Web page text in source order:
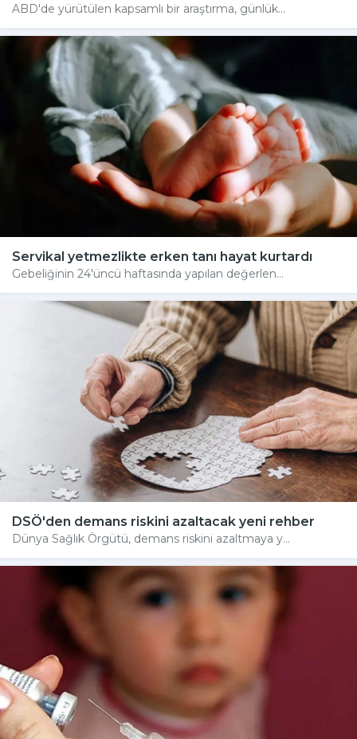
ABD'de yürütülen kapsamlı bir araştırma, günlük...
Servikal yetmezlikte erken tanı hayat kurtardı
Gebeliğinin 24'üncü haftasında yapılan değerlen...
DSÖ'den demans riskini azaltacak yeni rehber
Dünya Sağlık Örgütü, demans riskini azaltmaya y...